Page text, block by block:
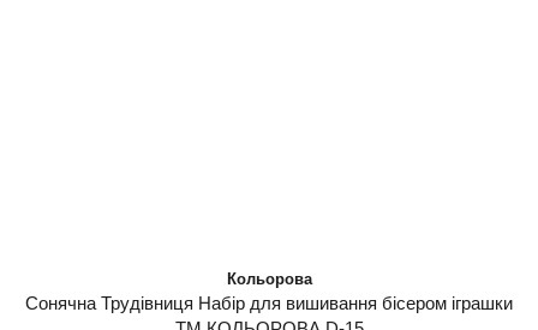
Кольорова
Сонячна Трудівниця Набір для вишивання бісером іграшки